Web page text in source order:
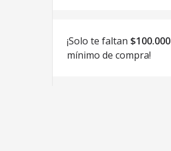
¡Solo te faltan $100.000
mínimo de compra!